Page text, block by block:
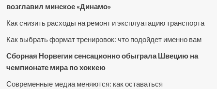
возглавил минское «Динамо»
Как снизить расходы на ремонт и эксплуатацию транспорта
Как выбрать формат тренировок: что подойдет именно вам
Сборная Норвегии сенсационно обыграла Швецию на
чемпионате мира по хоккею
Современные медиа меняются: как оставаться